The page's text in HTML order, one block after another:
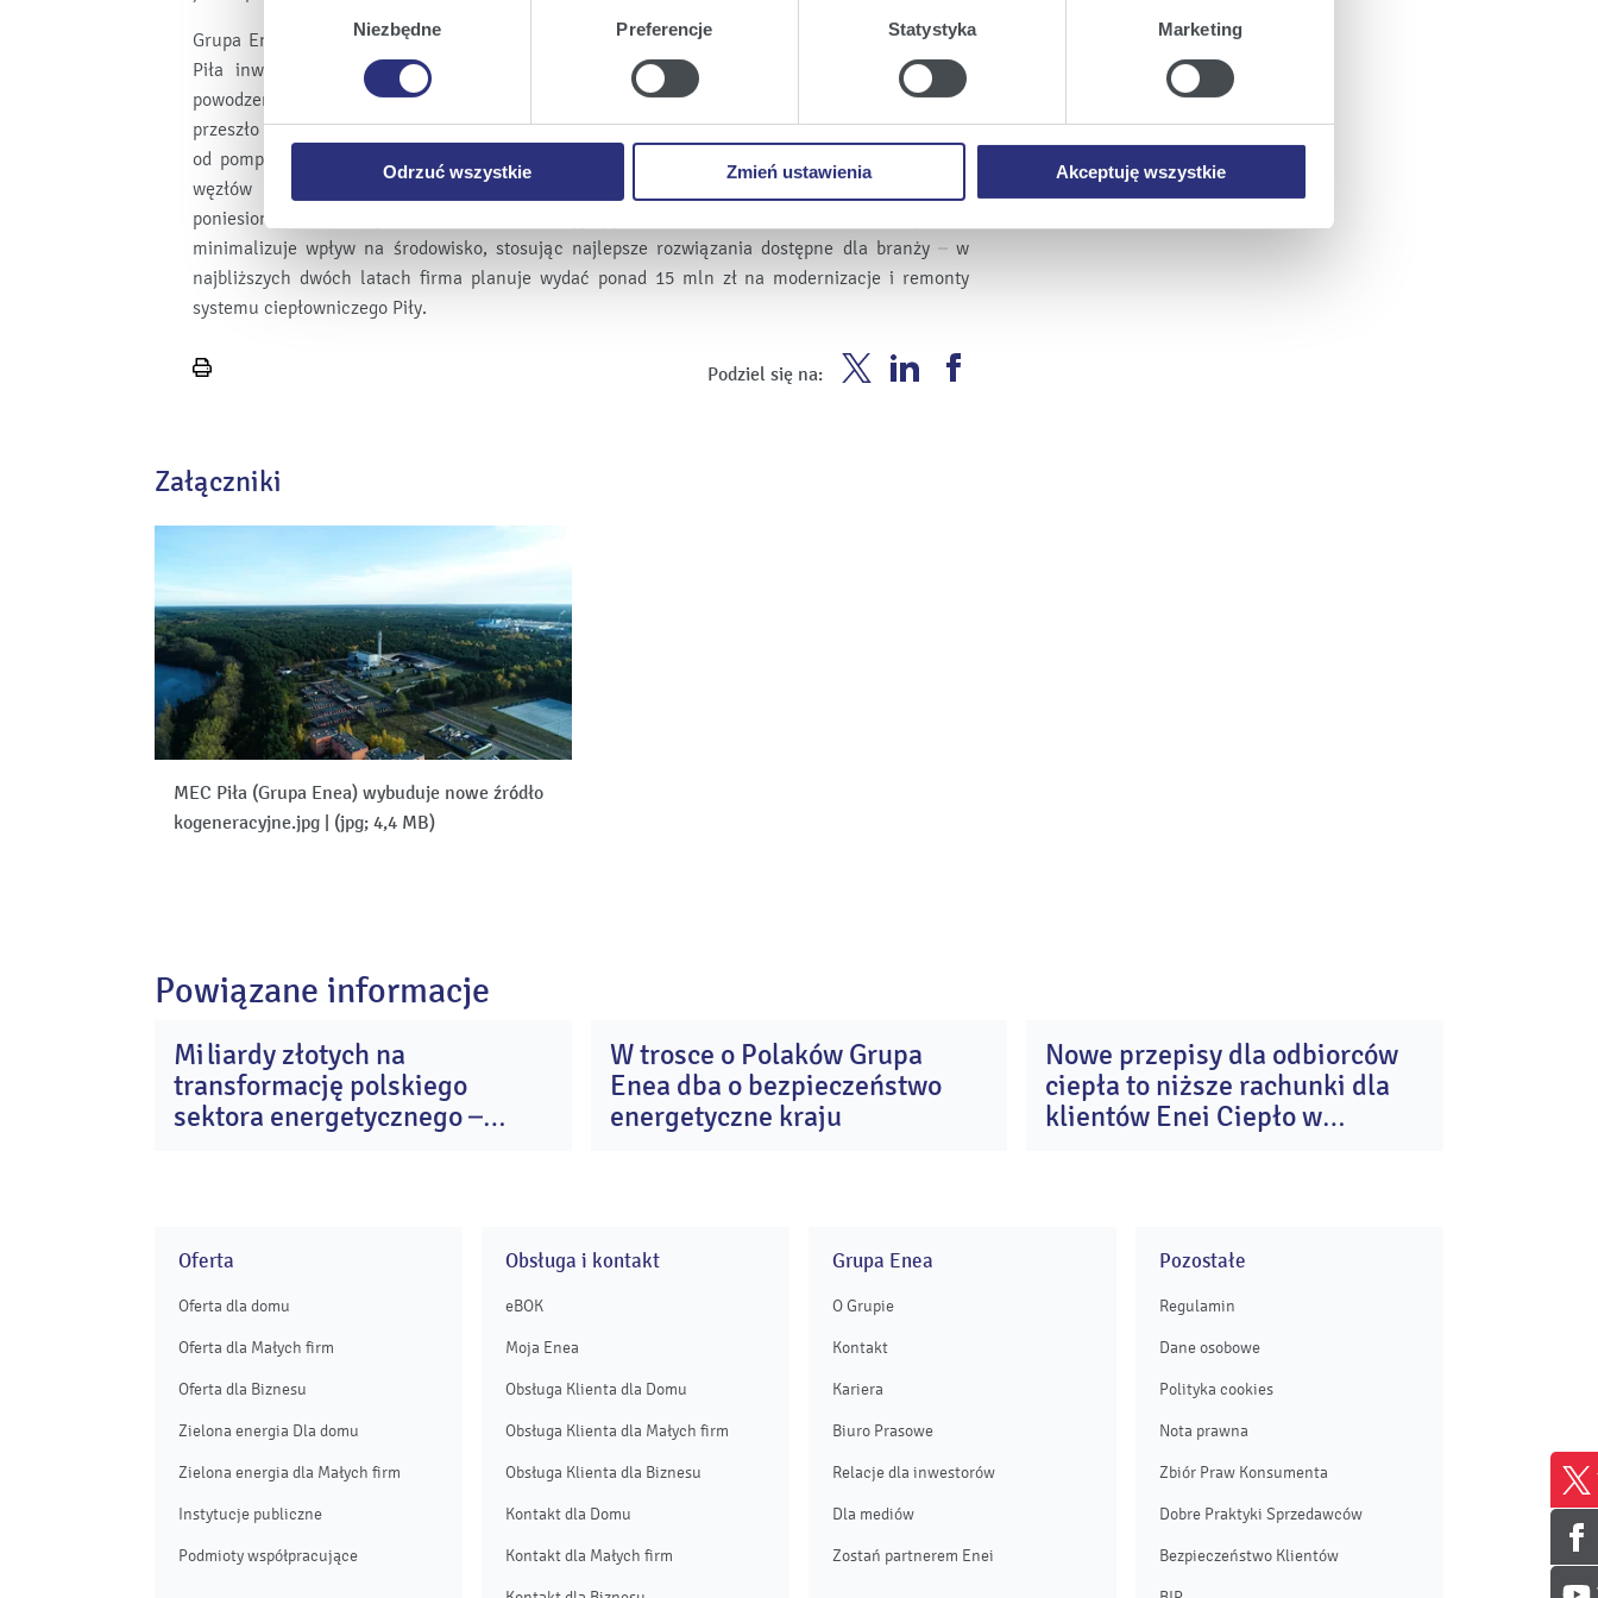
Zmień ustawienia
, możecie Państwo wybrać jakie rodzaje plików cookie będziemy umieszczać w Państwa
urządzeniu.
KlikającOdrzuć wszystkie
, odmawiacie Państwo zgody na instalację plików cookie – odmowa ta nie dotyczy jednak
plików cookie niezbędnych do prawidłowego wyświetlania i działania naszych stron internetowych.
Niezbędne Preferencje Statystyka Marketing
Odrzuć wszystkie Zmień ustawienia Akceptuję wszystkie
Grupa Enea konsekwentnie modernizuje i rozbudowuje pilskie ciepłownictwo. Corocznie MEC
Piła inwestuje w najnowocześniejsze rozwiązania z dziedziny ciepłownictwa. Od 4 lat z
powodzeniem funkcjonuje pierwszy w Pile obiekt kogeneracyjny – inwestycja kosztowała
przeszło 43 mln zł. Działania obejmują również modernizację sieci ciepłowniczych – począwszy
od pompowni, poprzez nowoczesne i energooszczędne rury preizolowane aż do modernizacji
węzłów indywidualnych i likwidacji węzłów grupowych. Przez ostatnie trzy lata nakłady
poniesione na inwestycje i modernizacje sięgnęły blisko 20 mln zł. MEC Piła cały czas
minimalizuje wpływ na środowisko, stosując najlepsze rozwiązania dostępne dla branży – w
najbliższych dwóch latach firma planuje wydać ponad 15 mln zł na modernizacje i remonty
systemu ciepłowniczego Piły.
Wydrukuj
Podziel się na:
Enea Enea
Załączniki
MEC Piła (Grupa Enea) wybuduje nowe źródło
kogeneracyjne.jpg
(jpg; 4,4 MB)
Powiązane informacje
Miliardy złotych na
transformację polskiego
sektora energetycznego –
W trosce o Polaków Grupa
Enea dba o bezpieczeństwo
energetyczne kraju
01
mar
Nowe przepisy dla odbiorców
ciepła to niższe rachunki dla
klientów Enei Ciepło w
Oferta
Oferta dla domu
Oferta dla Małych firm
Oferta dla Biznesu
Zielona energia Dla domu
Zielona energia dla Małych firm
Instytucje publiczne
Podmioty współpracujące
Obsługa i kontakt
eBOK
Moja Enea
Obsługa Klienta dla Domu
Obsługa Klienta dla Małych firm
Obsługa Klienta dla Biznesu
Kontakt dla Domu
Kontakt dla Małych firm
Grupa Enea
O Grupie
Kontakt
Kariera
Biuro Prasowe
Relacje dla inwestorów
Dla mediów
Zostań partnerem Enei
Pozostałe
Regulamin
Dane osobowe
Polityka cookies
Nota prawna
Zbiór Praw Konsumenta
Dobre Praktyki Sprzedawców
Bezpieczeństwo Klientów